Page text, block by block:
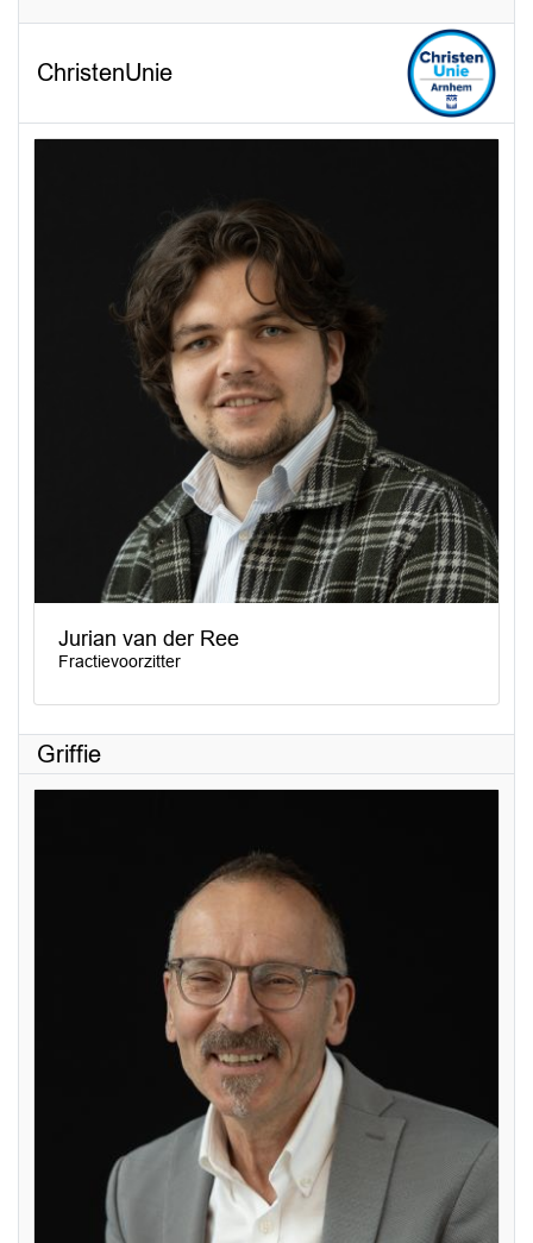
ChristenUnie
Jurian van der Ree
Fractievoorzitter
Griffie